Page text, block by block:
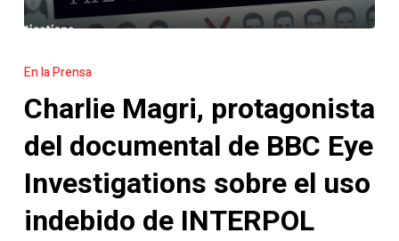
Magri,
del
documental
BBC
Eye
En la Prensa
Charlie Magri, protagonista
del documental de BBC Eye
Investigations sobre el uso
indebido de INTERPOL